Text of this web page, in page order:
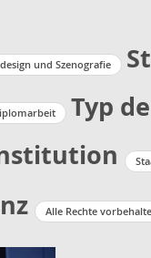
und Szenografie
Typ
Alle Rechte